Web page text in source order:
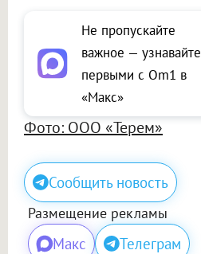
Не пропускайте
важное — узнавайте
первыми с Om1 в
«Макс»
Фото: ООО «Терем»
Сообщить новость
Размещение рекламы
Макс Телеграм